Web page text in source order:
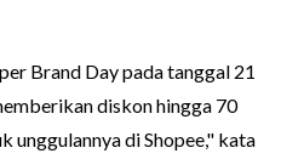
Brand Day pada tanggal 21
diskon hingga 70
unggulannya di Shopee," kata